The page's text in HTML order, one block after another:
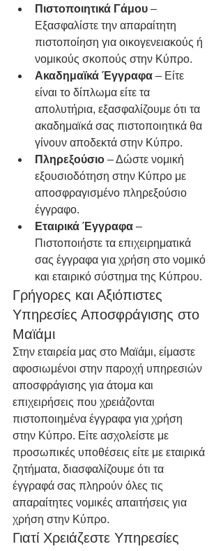
Πιστοποιητικά Γάμου –
Εξασφαλίστε την απαραίτητη
πιστοποίηση για οικογενειακούς ή
νομικούς σκοπούς στην Κύπρο.
Ακαδημαϊκά Έγγραφα – Είτε
είναι το δίπλωμα είτε τα
απολυτήρια, εξασφαλίζουμε ότι τα
ακαδημαϊκά σας πιστοποιητικά θα
γίνουν αποδεκτά στην Κύπρο.
Πληρεξούσιο – Δώστε νομική
εξουσιοδότηση στην Κύπρο με
αποσφραγισμένο πληρεξούσιο
έγγραφο.
Εταιρικά Έγγραφα –
Πιστοποιήστε τα επιχειρηματικά
σας έγγραφα για χρήση στο νομικό
και εταιρικό σύστημα της Κύπρου.
Γρήγορες και Αξιόπιστες
Υπηρεσίες Αποσφράγισης στο
Μαϊάμι
Στην εταιρεία μας στο Μαϊάμι, είμαστε
αφοσιωμένοι στην παροχή υπηρεσιών
αποσφράγισης για άτομα και
επιχειρήσεις που χρειάζονται
πιστοποιημένα έγγραφα για χρήση
στην Κύπρο. Είτε ασχολείστε με
προσωπικές υποθέσεις είτε με εταιρικά
ζητήματα, διασφαλίζουμε ότι τα
έγγραφά σας πληρούν όλες τις
απαραίτητες νομικές απαιτήσεις για
χρήση στην Κύπρο.
Γιατί Χρειάζεστε Υπηρεσίες